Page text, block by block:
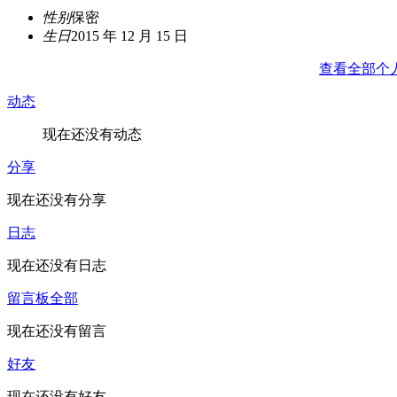
性别保密
生日2015 年 12 月 15 日
查看全部个
动态
现在还没有动态
分享
现在还没有分享
日志
现在还没有日志
留言板全部
现在还没有留言
好友